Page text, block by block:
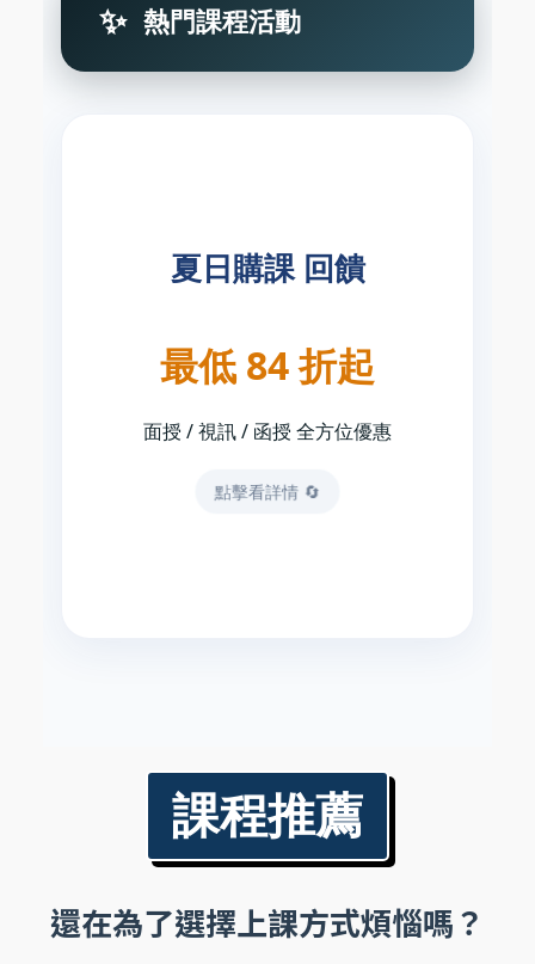
熱門課程活動
夏日購課 回饋
最低 84 折起
面授 / 視訊 / 函授 全方位優惠
點擊看詳情 🔄
86折
超級函授：新生最低
89折
、舊生/在校生最
84折
憑任一年公職報考證明享用
舊生優惠
憑機關服務證/金卡/優異成績，全套課程優
惠後
最高再折 1000元
課程推薦
還在為了選擇上課方式煩惱嗎？